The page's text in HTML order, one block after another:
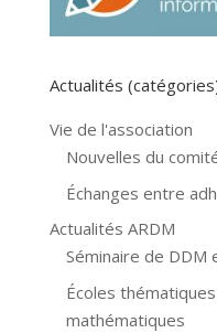
Actualités
Vie de l'association
Nouvelles du
Échanges entre
Actualités ARDM
Séminaire de DDM
Écoles
mathématiques